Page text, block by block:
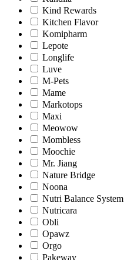
Kind Rewards
Kitchen Flavor
Komipharm
Lepote
Longlife
Luve
M-Pets
Mame
Markotops
Maxi
Meowow
Mombless
Moochie
Mr. Jiang
Nature Bridge
Noona
Nutri Balance System
Nutricara
Obli
Opawz
Orgo
Pakeway